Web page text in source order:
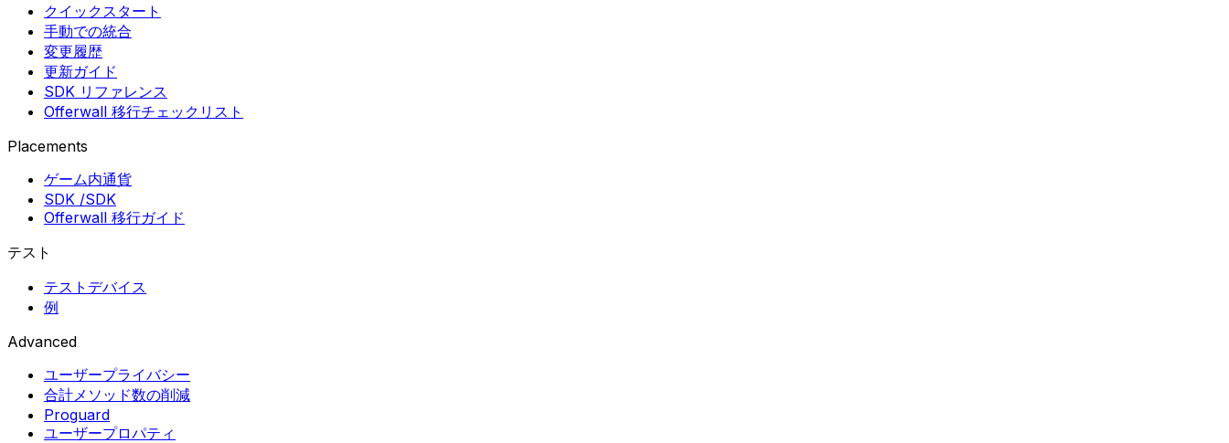
クイックスタート
手動での統合
変更履歴
更新ガイド
SDK リファレンス
Offerwall 移行チェックリスト
Placements
ゲーム内通貨
SDK /SDK
Offerwall 移行ガイド
テスト
テストデバイス
例
Advanced
ユーザープライバシー
合計メソッド数の削減
Proguard
ユーザープロパティ